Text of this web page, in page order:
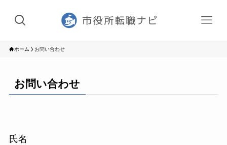
ホーム お問い合わせ
お問い合わせ
氏名